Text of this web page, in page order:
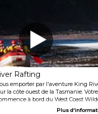
Rafting
emporter par l'aventure King
la côte ouest de la Tasmanie. Votre
à bord du West Coast
de 118 ans, le seul train à
Plus